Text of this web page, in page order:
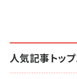
人気記事トッ